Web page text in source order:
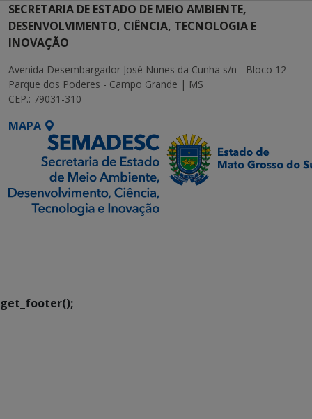
SECRETARIA DE ESTADO DE MEIO AMBIENTE,
DESENVOLVIMENTO, CIÊNCIA, TECNOLOGIA E
INOVAÇÃO
Avenida Desembargador José Nunes da Cunha s/n - Bloco 12
Parque dos Poderes - Campo Grande | MS
CEP.: 79031-310
MAPA
get_footer();